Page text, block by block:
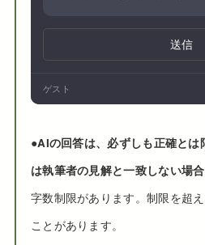
送信
ゲスト
●AIの回答は、必ずしも正確とは
は執筆者の見解と一致しない場合
字数制限があります。制限を超
ことがあります。